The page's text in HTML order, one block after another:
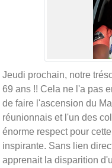
Jeudi prochain, notre
69 ans !! Cela ne l'a pas
de faire l'ascension du
réunionnais et l'un des
énorme respect pour
inspirante. Sans lien
apprenait la disparition